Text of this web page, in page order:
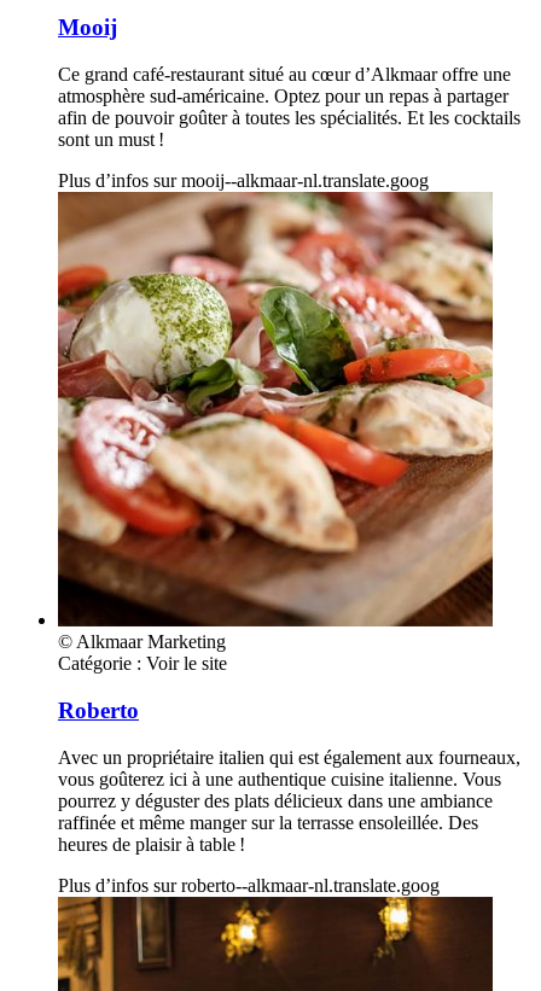
Mooij
Ce grand café-restaurant situé au cœur d’Alkmaar offre une
atmosphère sud-américaine. Optez pour un repas à partager
afin de pouvoir goûter à toutes les spécialités. Et les cocktails
sont un must !
Plus d’infos surmooij--alkmaar-nl.translate.goog
© Alkmaar Marketing
Catégorie : Voir le site
Roberto
Avec un propriétaire italien qui est également aux fourneaux,
vous goûterez ici à une authentique cuisine italienne. Vous
pourrez y déguster des plats délicieux dans une ambiance
raffinée et même manger sur la terrasse ensoleillée. Des
heures de plaisir à table !
Plus d’infos surroberto--alkmaar-nl.translate.goog